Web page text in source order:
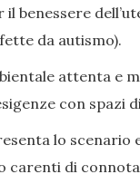
benessere
da autismo).
attenta e
con spazi
lo scenario
carenti di